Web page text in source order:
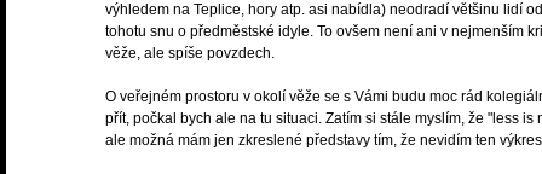
výhledem na Teplice, hory atp. asi nabídla) neodradí většinu lidí od
tohotu snu o předměstské idyle. To ovšem není ani v nejmenším
věže, ale spíše povzdech.
O veřejném prostoru v okolí věže se s Vámi budu moc rád
přít, počkal bych ale na tu situaci. Zatím si stále myslím, že "less is
ale možná mám jen zkreslené představy tím, že nevidím ten